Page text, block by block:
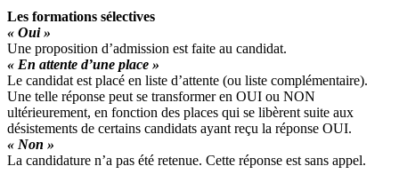
Les formations sélectives
« Oui »
Une proposition d’admission est faite au candidat.
« En attente d’une place »
Le candidat est placé en liste d’attente (ou liste complémentaire).
Une telle réponse peut se transformer en OUI ou NON
ultérieurement, en fonction des places qui se libèrent suite aux
désistements de certains candidats ayant reçu la réponse OUI.
« Non »
La candidature n’a pas été retenue. Cette réponse est sans appel.